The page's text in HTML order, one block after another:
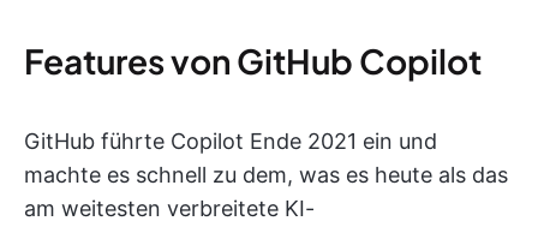
Features von GitHub Copilot
GitHub führte Copilot Ende 2021 ein und
machte es schnell zu dem, was es heute als das
am weitesten verbreitete KI-